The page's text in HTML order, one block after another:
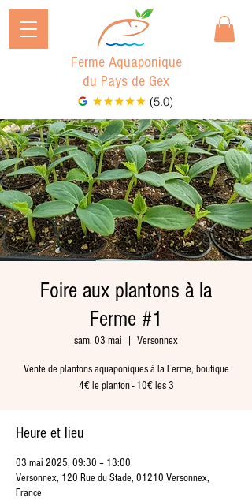
Ferme Aquaponique
du Pays de Gex
(5.0)
Foire aux plantons à la
Ferme #1
sam. 03 mai Versonnex
Vente de plantons aquaponiques à la Ferme, boutique
4€ le planton - 10€ les 3
Heure et lieu
03 mai 2025, 09:30 – 13:00
Versonnex, 120 Rue du Stade, 01210 Versonnex,
France